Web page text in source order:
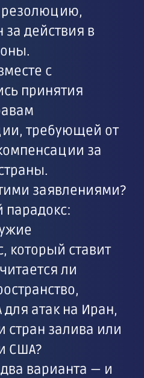
резолюцию,
действия в
с
принятия
требующей от
за
заявлениями?
парадокс:
который ставит
ли
атак на Иран,
стран залива или
США?
варианта — и